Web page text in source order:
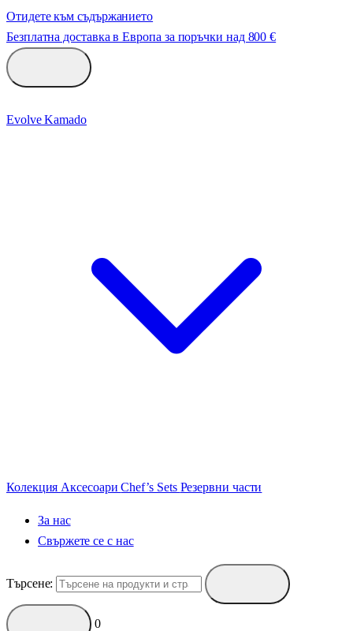
Отидете към съдържанието
Безплатна доставка в Европа за поръчки над 800 €
Evolve Kamado
Колекция АксесоариChef’s Sets Резервни части
За нас
Свържете се с нас
Търсене:
0